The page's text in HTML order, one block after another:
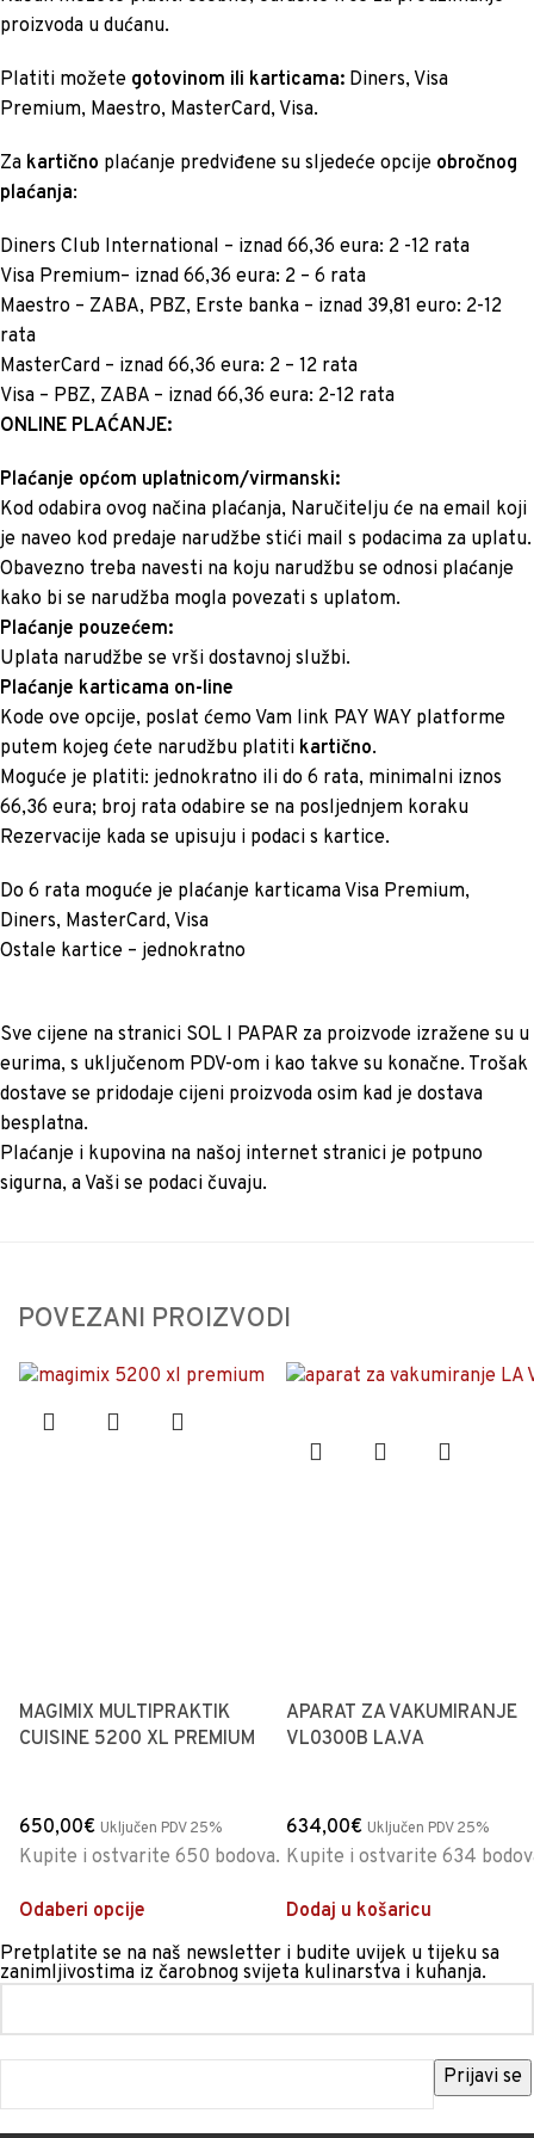
proizvoda u dućanu.
Platiti možete gotovinom ili karticama: Diners, Visa
Premium, Maestro, MasterCard, Visa.
Za kartično plaćanje predviđene su sljedeće opcije obročnog
plaćanja:
Diners Club International – iznad 66,36 eura: 2 -12 rata
Visa Premium– iznad 66,36 eura: 2 – 6 rata
Maestro – ZABA, PBZ, Erste banka – iznad 39,81 euro: 2-12
rata
MasterCard – iznad 66,36 eura: 2 – 12 rata
Visa – PBZ, ZABA – iznad 66,36 eura: 2-12 rata
ONLINE PLAĆANJE:
Plaćanje općom uplatnicom/virmanski:
Kod odabira ovog načina plaćanja, Naručitelju će na email koji
je naveo kod predaje narudžbe stići mail s podacima za uplatu.
Obavezno treba navesti na koju narudžbu se odnosi plaćanje
kako bi se narudžba mogla povezati s uplatom.
Plaćanje pouzećem:
Uplata narudžbe se vrši dostavnoj službi.
Plaćanje karticama on-line
Kode ove opcije, poslat ćemo Vam link PAY WAY platforme
putem kojeg ćete narudžbu platiti kartično.
Moguće je platiti: jednokratno ili do 6 rata, minimalni iznos
66,36 eura; broj rata odabire se na posljednjem koraku
Rezervacije kada se upisuju i podaci s kartice.
Do 6 rata moguće je plaćanje karticama Visa Premium,
Diners, MasterCard, Visa
Ostale kartice – jednokratno
Sve cijene na stranici SOL I PAPAR za proizvode izražene su u
eurima, s uključenom PDV-om i kao takve su konačne. Trošak
dostave se pridodaje cijeni proizvoda osim kad je dostava
besplatna.
Plaćanje i kupovina na našoj internet stranici je potpuno
sigurna, a Vaši se podaci čuvaju.
POVEZANI PROIZVODI
MAGIMIX MULTIPRAKTIK
CUISINE 5200 XL PREMIUM
650,00€ Uključen PDV 25%
Kupite i ostvarite 650 bodova.
Odaberi opcije
APARAT ZA VAKUMIRANJE
VL0300B LA.VA
634,00€ Uključen PDV 25%
Kupite i ostvarite 634
Dodaj u košaricu
Pretplatite se na naš newsletter i budite uvijek u tijeku sa
zanimljivostima iz čarobnog svijeta kulinarstva i kuhanja.